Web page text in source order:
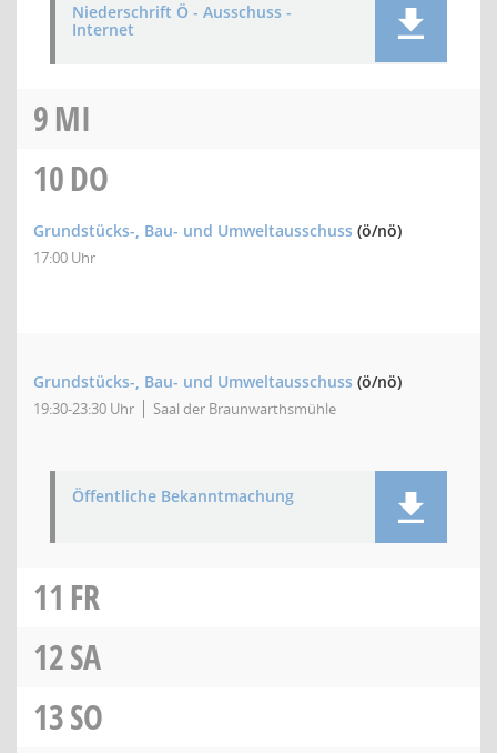
Niederschrift Ö - Ausschuss -
Internet
9MI
10DO
Grundstücks-, Bau- und Umweltausschuss (ö/nö)
17:00 Uhr
Grundstücks-, Bau- und Umweltausschuss (ö/nö)
19:30-23:30 Uhr Saal der Braunwarthsmühle
Öffentliche Bekanntmachung
11 FR
12SA
13SO